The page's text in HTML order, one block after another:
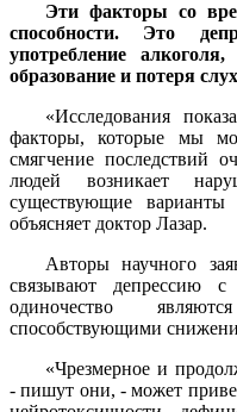
Эти факторы со
способности. Это
употребление
образование и потеря
«Исследования
факторы, которые мы
смягчение последствий
людей возникает
существующие
объясняет доктор Лазар.
Авторы научного
связывают депрессию
одиночество
способствующими
«Чрезмерное и
- пишут они, - может